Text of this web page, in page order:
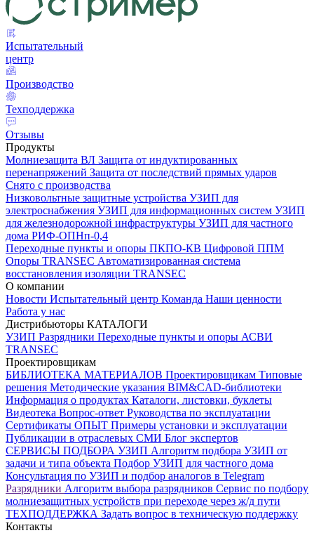
Испытательный
центр
Производство
Техподдержка
Отзывы
Продукты
Молниезащита ВЛ Защита от индуктированных
перенапряжений Защита от последствий прямых ударов
Снято с производства
Низковольтные защитные устройства УЗИП для
электроснабжения УЗИП для информационных систем УЗИП
для железнодорожной инфраструктуры УЗИП для частного
дома РИФ-ОПНп-0,4
Переходные пункты и опоры ПКПО-КВ Цифровой ППМ
Опоры TRANSEC Автоматизированная система
восстановления изоляции TRANSEC
О компании
Новости Испытательный центр Команда Наши ценности
Работа у нас
Дистрибьюторы КАТАЛОГИ
УЗИП Разрядники Переходные пункты и опоры АСВИ
TRANSEC
Проектировщикам
БИБЛИОТЕКА МАТЕРИАЛОВ Проектировщикам Типовые
решения Методические указания BIM&CAD-библиотеки
Информация о продуктах Каталоги, листовки, буклеты
Видеотека Вопрос-ответ Руководства по эксплуатации
Сертификаты ОПЫТ Примеры установки и эксплуатации
Публикации в отраслевых СМИ Блог экспертов
СЕРВИСЫ ПОДБОРА УЗИП Алгоритм подбора УЗИП от
задачи и типа объекта Подбор УЗИП для частного дома
Консультация по УЗИП и подбор аналогов в Telegram
Разрядники Алгоритм выбора разрядников Сервис по подбору
молниезащитных устройств при переходе через ж/д пути
ТЕХПОДДЕРЖКА Задать вопрос в техническую поддержку
Контакты